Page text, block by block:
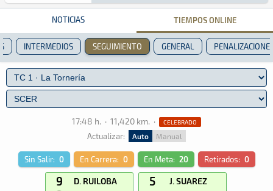
GALERÍAS
TIENDA
ARCHIVO
NOTICIAS TIEMPOS ONLINE
INTERMEDIOS SEGUIMIENTO GENERAL
17:48 h. · 11,420 km. · CELEBRADO
Actualizar: Auto Manual
Sin Salir: 0 En Carrera: 0 En Meta: 20 Retirados: 0
9 D. RUILOBA 5 J. SUAREZ